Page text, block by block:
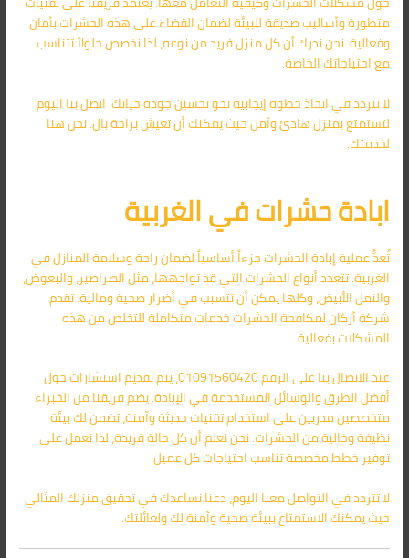
متطورة وأساليب صديقة للبيئة لضمان القضاء على هذه الحشرات بأمان
وفعالية. نحن ندرك أن كل منزل فريد من نوعه، لذا نخصص حلولاً تتناسب
مع احتياجاتك الخاصة.
لا تتردد في اتخاذ خطوة إيجابية نحو تحسين جودة حياتك. اتصل بنا اليوم
لتستمتع بمنزل هادئ وآمن حيث يمكنك أن تعيش براحة بال. نحن هنا
لخدمتك.
ابادة حشرات في الغربية
تُعدُّ عملية إبادة الحشرات جزءاً أساسياً لضمان راحة وسلامة المنازل في
الغربية. تتعدد أنواع الحشرات التي قد تواجهها، مثل الصراصير، والبعوض،
والنمل الأبيض، وكلها يمكن أن تتسبب في أضرار صحية ومالية. تقدم
شركة أركان لمكافحة الحشرات خدمات متكاملة للتخلص من هذه
المشكلات بفعالية.
عند الاتصال بنا على الرقم 01091560420، يتم تقديم استشارات حول
أفضل الطرق والوسائل المستخدمة في الإبادة. يضم فريقنا من الخبراء
متخصصين مدربين على استخدام تقنيات حديثة وآمنة، تضمن لك بيئة
نظيفة وخالية من الحشرات. نحن نعلم أن كل حالة فريدة، لذا نعمل على
توفير خطط مخصصة تناسب احتياجات كل عميل.
لا تتردد في التواصل معنا اليوم، دعنا نساعدك في تحقيق منزلك المثالي
حيث يمكنك الاستمتاع ببيئة صحية وآمنة لك ولعائلتك.